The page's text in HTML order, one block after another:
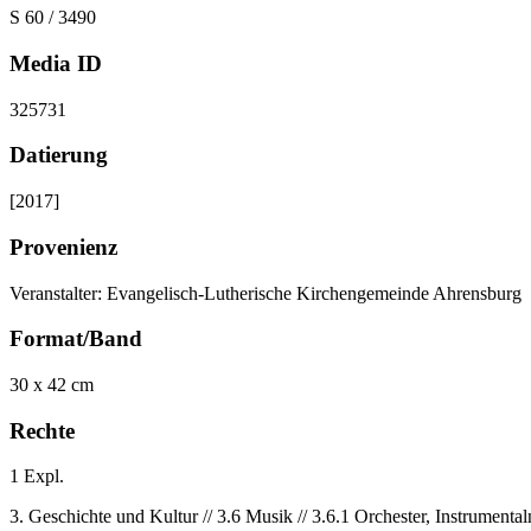
S 60 / 3490
Media ID
325731
Datierung
[2017]
Provenienz
Veranstalter: Evangelisch-Lutherische Kirchengemeinde Ahrensburg
Format/Band
30 x 42 cm
Rechte
1 Expl.
3. Geschichte und Kultur // 3.6 Musik // 3.6.1 Orchester,